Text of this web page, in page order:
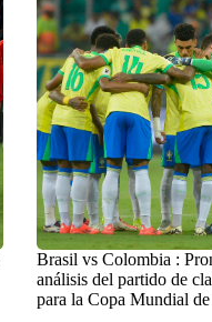
Brasil vs Colombia :
análisis del partido de
para la Copa Mundial